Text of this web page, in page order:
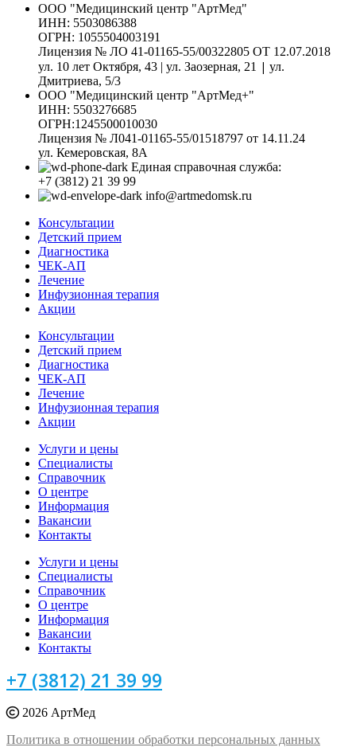
ООО "Медицинский центр "АртМед"
ИНН: 5503086388
ОГРН: 1055504003191
Лицензия № ЛО 41-01165-55/00322805 ОТ 12.07.2018
ул. 10 лет Октября, 43 | ул. Заозерная, 21 | ул.
Дмитриева, 5/3
ООО "Медицинский центр "АртМед+"
ИНН: 5503276685
ОГРН:1245500010030
Лицензия № Л041-01165-55/01518797 от 14.11.24
ул. Кемеровская, 8А
Единая справочная служба:
+7 (3812) 21 39 99
info@artmedomsk.ru
Консультации
Детский прием
Диагностика
ЧЕК-АП
Лечение
Инфузионная терапия
Акции
Консультации
Детский прием
Диагностика
ЧЕК-АП
Лечение
Инфузионная терапия
Акции
Услуги и цены
Специалисты
Справочник
О центре
Информация
Вакансии
Контакты
Услуги и цены
Специалисты
Справочник
О центре
Информация
Вакансии
Контакты
+7 (3812) 21 39 99
2026 АртМед
Политика в отношении обработки персональных данных